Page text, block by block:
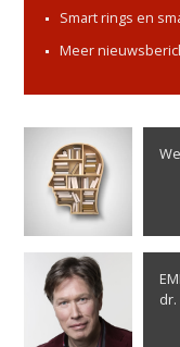
Smart rings en
Meer